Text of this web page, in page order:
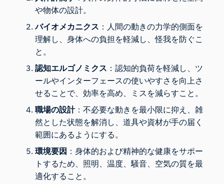
や物体の設計。
バイオメカニクス ：人間の動きの力学的側面を
理解し、身体への負担を軽減し、怪我を防ぐこ
と。
認知エルゴノミクス ：認知的負荷を軽減し、ツ
ールやインターフェースの使いやすさを向上さ
せることで、効率を高め、ミスを減らすこと。
職場の設計：不必要な動きを最小限に抑え、雑
然とした状態を解消し、道具や資材が手の届く
範囲にあるようにする。
環境要因 ：身体的および精神的な健康をサポー
トするため、照明、温度、騒音、空気の質を最
適化すること。